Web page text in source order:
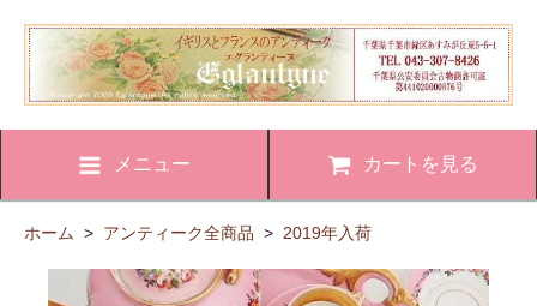
メニュー カートを見る
ホーム > アンティーク全商品 > 2019年入荷